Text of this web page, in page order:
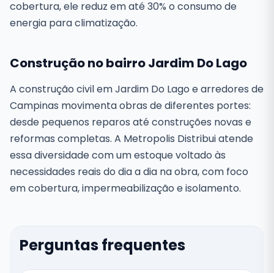
cobertura, ele reduz em até 30% o consumo de
energia para climatização.
Construção no bairro Jardim Do Lago
A construção civil em Jardim Do Lago e arredores de
Campinas movimenta obras de diferentes portes:
desde pequenos reparos até construções novas e
reformas completas. A Metropolis Distribui atende
essa diversidade com um estoque voltado às
necessidades reais do dia a dia na obra, com foco
em cobertura, impermeabilização e isolamento.
Perguntas frequentes